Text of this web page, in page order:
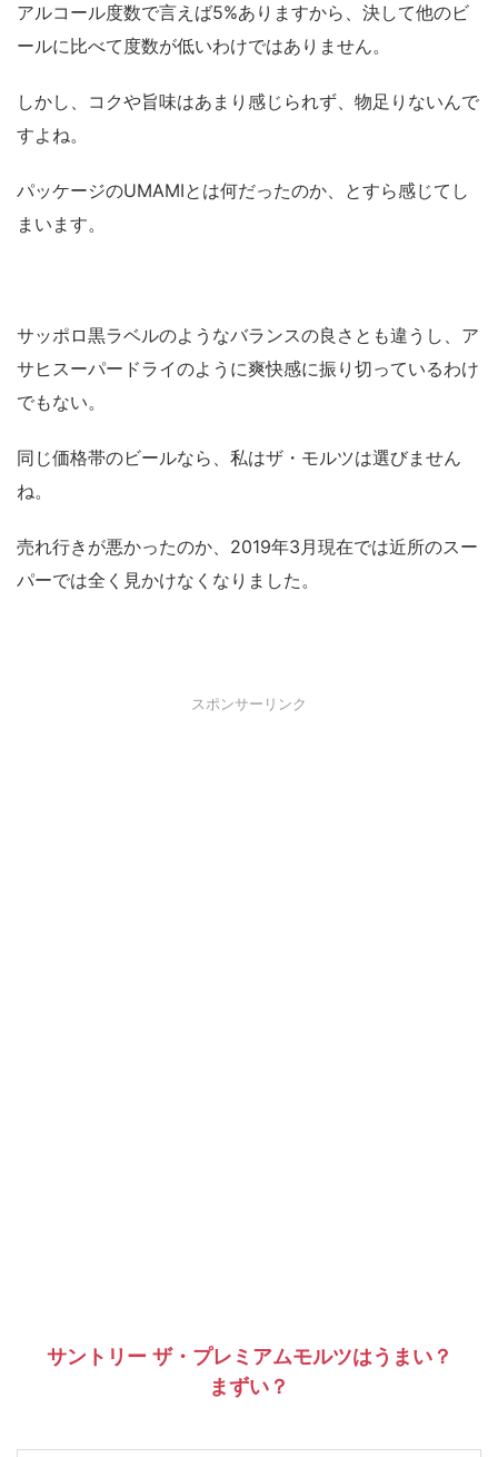
アルコール度数で言えば5%ありますから、決して他のビ
ールに比べて度数が低いわけではありません。
しかし、コクや旨味はあまり感じられず、物足りないんで
すよね。
パッケージのUMAMIとは何だったのか、とすら感じてし
まいます。
サッポロ黒ラベルのようなバランスの良さとも違うし、ア
サヒスーパードライのように爽快感に振り切っているわけ
でもない。
同じ価格帯のビールなら、私はザ・モルツは選びません
ね。
売れ行きが悪かったのか、2019年3月現在では近所のスー
パーでは全く見かけなくなりました。
スポンサーリンク
サントリー ザ・プレミアムモルツはうまい？
まずい？